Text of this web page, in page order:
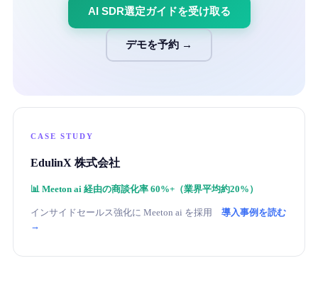
AI SDR選定ガイドを受け取る
デモを予約 →
CASE STUDY
EdulinX 株式会社
📊 Meeton ai 経由の商談化率 60%+（業界平均約20%）
インサイドセールス強化に Meeton ai を採用
導入事例を読む
→